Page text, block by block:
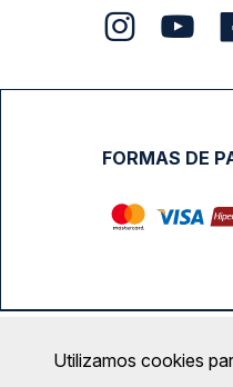
FORMAS DE
Calçada das
Utilizamos cookies